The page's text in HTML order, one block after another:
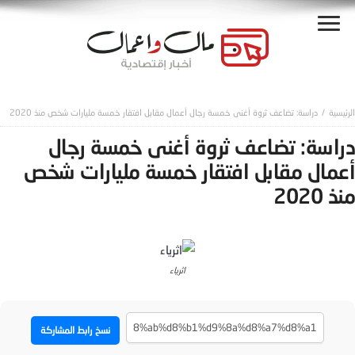
دراسة: تضاعف ثروة أغنى خمسة رجال أعمال مقابل افتقار خمسة مليارات شخص منذ 2020
دراسة: تضاعف ثروة أغنى خمسة رجال
أعمال مقابل افتقار خمسة مليارات شخص
منذ 2020
اثرياء
نسخ رابط المشاركة